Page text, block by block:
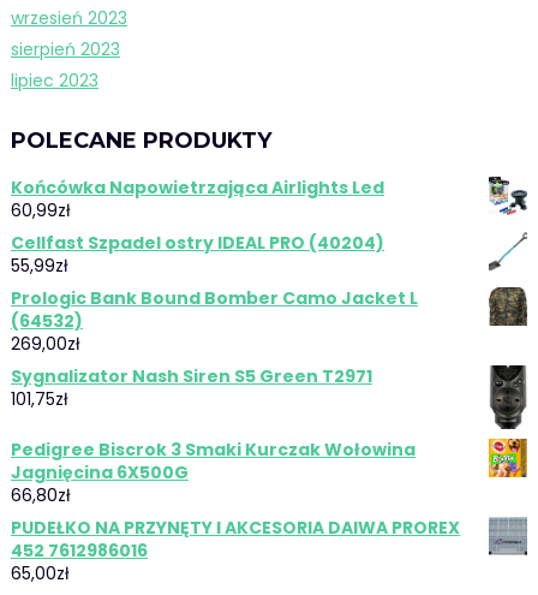
wrzesień 2023
sierpień 2023
lipiec 2023
POLECANE PRODUKTY
Końcówka Napowietrzająca Airlights Led
60,99zł
Cellfast Szpadel ostry IDEAL PRO (40204)
55,99zł
Prologic Bank Bound Bomber Camo Jacket L
(64532)
269,00zł
Sygnalizator Nash Siren S5 Green T2971
101,75zł
Pedigree Biscrok 3 Smaki Kurczak Wołowina
Jagnięcina 6X500G
66,80zł
PUDEŁKO NA PRZYNĘTY I AKCESORIA DAIWA PROREX
452 7612986016
65,00zł